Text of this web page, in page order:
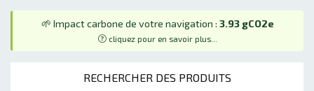
🌱 Impact carbone de votre navigation : 3.93 gCO2e
cliquez pour en savoir plus...
RECHERCHER DES PRODUITS